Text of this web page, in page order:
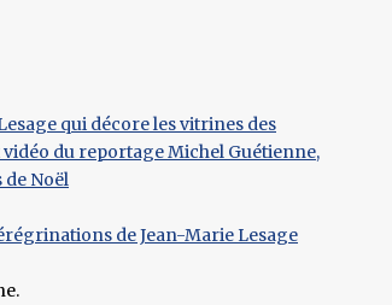
qui décore les vitrines des
du reportage Michel Guétienne,
Noël
de Jean-Marie Lesage